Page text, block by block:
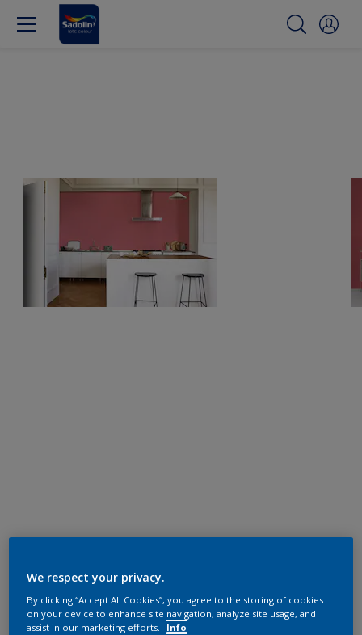
We respect your privacy.
By clicking “Accept All Cookies”, you agree to the storing of cookies
on your device to enhance site navigation, analyze site usage, and
assist in our marketing efforts.
Info